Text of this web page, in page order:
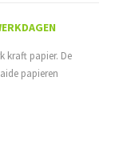
kraft papier. De
papieren